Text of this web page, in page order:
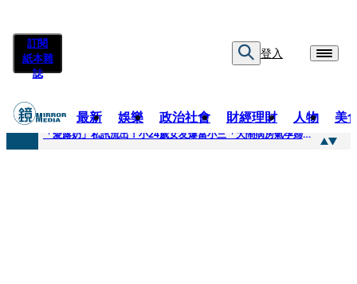
訂閱
紙本雜
誌
登入
最新 娛樂 政治社會 財經理財 人物 美
快訊
「愛露奶」私訊流出！小24歲女友爆當小三「大鬧病房氣孕婦」 姜厚任不忍回應了